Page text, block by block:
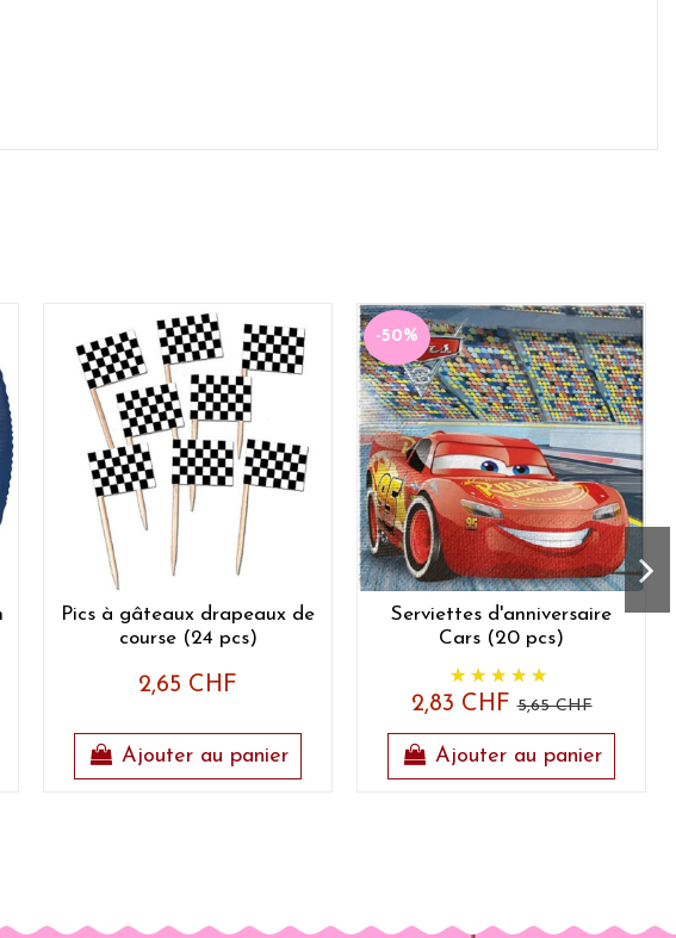
Pics à gâteaux drapeaux de
course (24 pcs)
2,65 CHF
Ajouter au panier
-50%
Serviettes d'anniversaire
Cars (20 pcs)
2,83 CHF5,65 CHF
Ajouter au panier